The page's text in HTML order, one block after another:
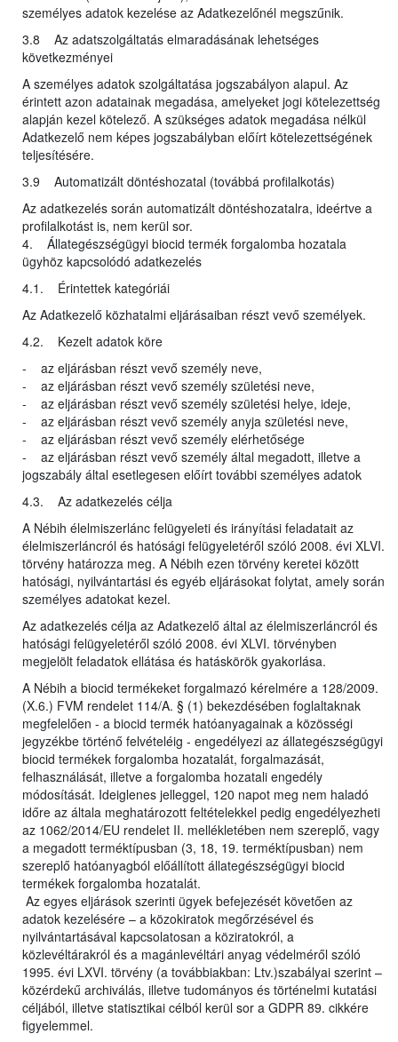
személyes adatok kezelése az Adatkezelőnél megszűnik.
3.8 Az adatszolgáltatás elmaradásának lehetséges
következményei
A személyes adatok szolgáltatása jogszabályon alapul. Az
érintett azon adatainak megadása, amelyeket jogi kötelezettség
alapján kezel kötelező. A szükséges adatok megadása nélkül
Adatkezelő nem képes jogszabályban előírt kötelezettségének
teljesítésére.
3.9 Automatizált döntéshozatal (továbbá profilalkotás)
Az adatkezelés során automatizált döntéshozatalra, ideértve a
profilalkotást is, nem kerül sor.
4. Állategészségügyi biocid termék forgalomba hozatala
ügyhöz kapcsolódó adatkezelés
4.1. Érintettek kategóriái
Az Adatkezelő közhatalmi eljárásaiban részt vevő személyek.
4.2. Kezelt adatok köre
- az eljárásban részt vevő személy neve,
- az eljárásban részt vevő személy születési neve,
- az eljárásban részt vevő személy születési helye, ideje,
- az eljárásban részt vevő személy anyja születési neve,
- az eljárásban részt vevő személy elérhetősége
- az eljárásban részt vevő személy által megadott, illetve a
jogszabály által esetlegesen előírt további személyes adatok
4.3. Az adatkezelés célja
A Nébih élelmiszerlánc felügyeleti és irányítási feladatait az
élelmiszerláncról és hatósági felügyeletéről szóló 2008. évi XLVI.
törvény határozza meg. A Nébih ezen törvény keretei között
hatósági, nyilvántartási és egyéb eljárásokat folytat, amely során
személyes adatokat kezel.
Az adatkezelés célja az Adatkezelő által az élelmiszerláncról és
hatósági felügyeletéről szóló 2008. évi XLVI. törvényben
megjelölt feladatok ellátása és hatáskörök gyakorlása.
A Nébih a biocid termékeket forgalmazó kérelmére a 128/2009.
(X.6.) FVM rendelet 114/A. § (1) bekezdésében foglaltaknak
megfelelően - a biocid termék hatóanyagainak a közösségi
jegyzékbe történő felvételéig - engedélyezi az állategészségügyi
biocid termékek forgalomba hozatalát, forgalmazását,
felhasználását, illetve a forgalomba hozatali engedély
módosítását. Ideiglenes jelleggel, 120 napot meg nem haladó
időre az általa meghatározott feltételekkel pedig engedélyezheti
az 1062/2014/EU rendelet II. mellékletében nem szereplő, vagy
a megadott terméktípusban (3, 18, 19. terméktípusban) nem
szereplő hatóanyagból előállított állategészségügyi biocid
termékek forgalomba hozatalát.
Az egyes eljárások szerinti ügyek befejezését követően az
adatok kezelésére – a közokiratok megőrzésével és
nyilvántartásával kapcsolatosan a köziratokról, a
közlevéltárakról és a magánlevéltári anyag védelméről szóló
1995. évi LXVI. törvény (a továbbiakban: Ltv.)szabályai szerint –
közérdekű archiválás, illetve tudományos és történelmi kutatási
céljából, illetve statisztikai célból kerül sor a GDPR 89. cikkére
figyelemmel.